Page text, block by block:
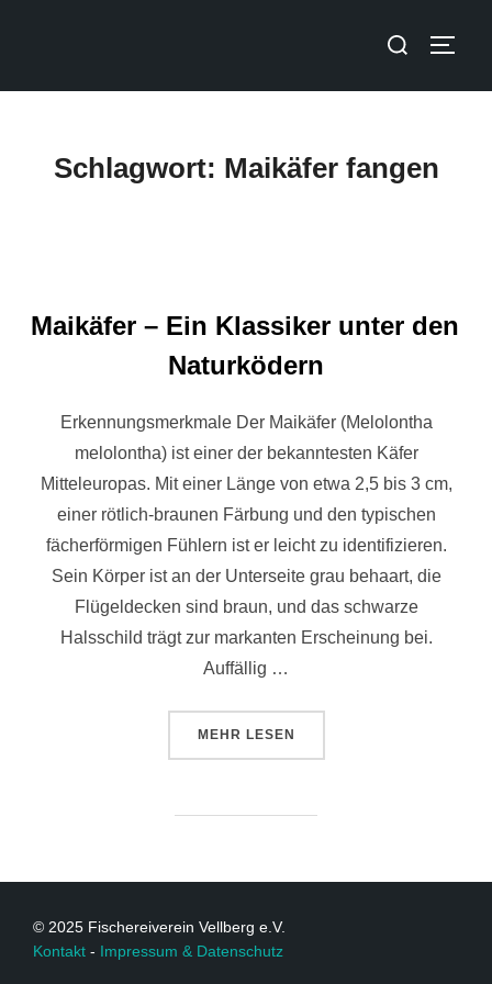
Schlagwort: Maikäfer fangen
Maikäfer – Ein Klassiker unter den
Naturködern
Erkennungsmerkmale Der Maikäfer (Melolontha
melolontha) ist einer der bekanntesten Käfer
Mitteleuropas. Mit einer Länge von etwa 2,5 bis 3 cm,
einer rötlich-braunen Färbung und den typischen
fächerförmigen Fühlern ist er leicht zu identifizieren.
Sein Körper ist an der Unterseite grau behaart, die
Flügeldecken sind braun, und das schwarze
Halsschild trägt zur markanten Erscheinung bei.
Auffällig …
MEHR LESEN
© 2025 Fischereiverein Vellberg e.V.
Kontakt - Impressum & Datenschutz